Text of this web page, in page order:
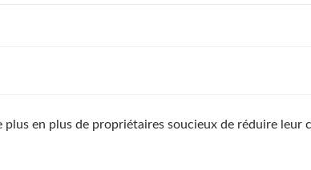
plus en plus de propriétaires soucieux de réduire